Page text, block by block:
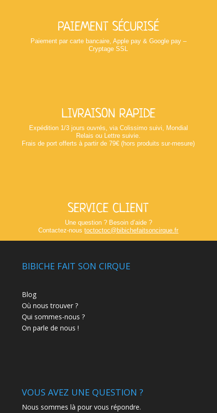
PAIEMENT SÉCURISÉ
Paiement par carte bancaire, Apple pay & Google pay –
Cryptage SSL
LIVRAISON RAPIDE
Expédition 1/3 jours ouvrés, via Colissimo suivi, Mondial
Relais ou Lettre suivie.
Frais de port offerts à partir de 79€ (hors produits sur-mesure)
SERVICE CLIENT
Une question ? Besoin d’aide ?
Contactez-noustoctoctoc@bibichefaitsoncirque.fr
BIBICHE FAIT SON CIRQUE
Blog
Où nous trouver ?
Qui sommes-nous ?
On parle de nous !
VOUS AVEZ UNE QUESTION ?
Nous sommes là pour vous répondre.